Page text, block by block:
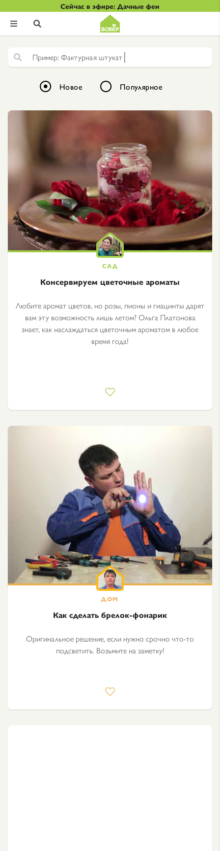
Сейчас в эфире: Дачные феи
 
Фактурная штукат
Новое Популярное
Консервируем цветочные ароматы
Любите аромат цветов, но розы, пионы и гиацинты дарят
вам эту возможность лишь летом? Ольга Платонова
знает, как наслаждаться цветочным ароматом в любое
время года!
Как сделать брелок-фонарик
Оригинальное решение, если нужно срочно что-то
подсветить. Возьмите на заметку!